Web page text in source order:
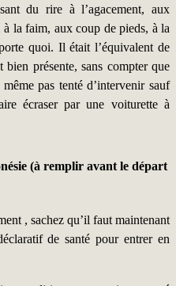
du rire à l’agacement, aux
la faim, aux coup de pieds, à la
quoi. Il était l’équivalent de
présente, sans compter que
pas tenté d’intervenir sauf
écraser par une voiturette à
(à remplir avant le départ
, sachez qu’il faut maintenant
de santé pour entrer en